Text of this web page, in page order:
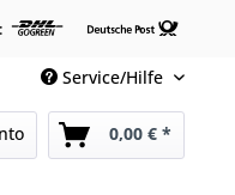
Service/Hilfe
0,00 € *